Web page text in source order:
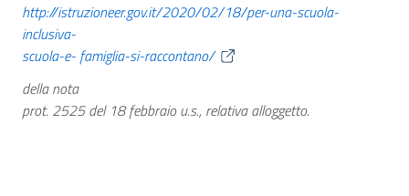
http://istruzioneer.gov.it/2020/02/18/per-una-scuola-
inclusiva-
scuola-e- famiglia-si-raccontano/
della nota
prot. 2525 del 18 febbraio u.s., relativa alloggetto.